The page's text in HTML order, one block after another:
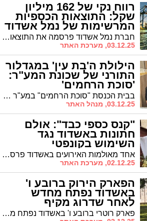
רווח נקי של 162 מיליון
שקל: התוצאות הכספיות
המרשימות של נמל אשדוד
חברת נמל אשדוד פרסמה את התוצאות הכספיות לתשעת החודשים הראשונים של 2025, והן מצביעות על שיפור דרמטי בכל המדדים העיקריים
03.12.25, מערכת האתר
הילולת ה'בת עין' במגדלור
התורני של שכונת המע"ר:
'סוכת הרחמים'
בבית הכנסת "סוכת הרחמים" במע"ר ערכו סדר לימוד בתורתו של בעל ההילולא, ובסיום: סעודת מצוה עם הגרלות על פרסים יקרי ערך לאברכים || הערב נחתם בכתיבת אותיות בספר תורה במעמד רבנים חשובים עם סעודת הילולא נוספת
03.12.25, מנהל האתר
"קנס כספי כבד": אולם
חתונות באשדוד נגד
השימוש בקונפטי
אחד מאולמות האירועים באשדוד פרסם מודעה בשערי הכניסה למתחם לפיה כל שימוש בקונפטי שייעשה במהלך אירוע המתקיים באולם יגרור קנס כספי כבד שיושת על בעל השמחה
02.12.25, מערכת האתר
הפארק הירוק ברובע ו'
באשדוד נפתח מחדש
לאחר שדרוג מקיף
פארק רוטרי ברובע ו' באשדוד נפתח מחדש לציבור לאחר השלמת עבודות שדרוג מקיפות שנמשכו מספר חודשים. הפארק, המשרת את תושבי השכונה, עבר חידוש מלא שכולל תשתיות חדשות, נטיעות ושדרוג מתקני המשחק